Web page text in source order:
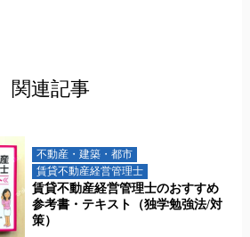
関連記事
不動産・建築・都市
賃貸不動産経営管理士
賃貸不動産経営管理士のおすすめ
参考書・テキスト（独学勉強法/対
策）